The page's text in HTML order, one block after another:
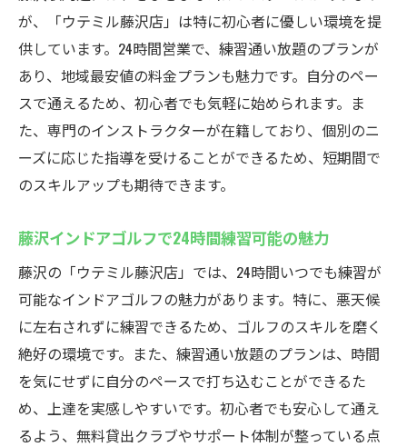
が、「ウテミル藤沢店」は特に初心者に優しい環境を提
供しています。24時間営業で、練習通い放題のプランが
あり、地域最安値の料金プランも魅力です。自分のペー
スで通えるため、初心者でも気軽に始められます。ま
た、専門のインストラクターが在籍しており、個別のニ
ーズに応じた指導を受けることができるため、短期間で
のスキルアップも期待できます。
藤沢インドアゴルフで24時間練習可能の魅力
藤沢の「ウテミル藤沢店」では、24時間いつでも練習が
可能なインドアゴルフの魅力があります。特に、悪天候
に左右されずに練習できるため、ゴルフのスキルを磨く
絶好の環境です。また、練習通い放題のプランは、時間
を気にせずに自分のペースで打ち込むことができるた
め、上達を実感しやすいです。初心者でも安心して通え
るよう、無料貸出クラブやサポート体制が整っている点